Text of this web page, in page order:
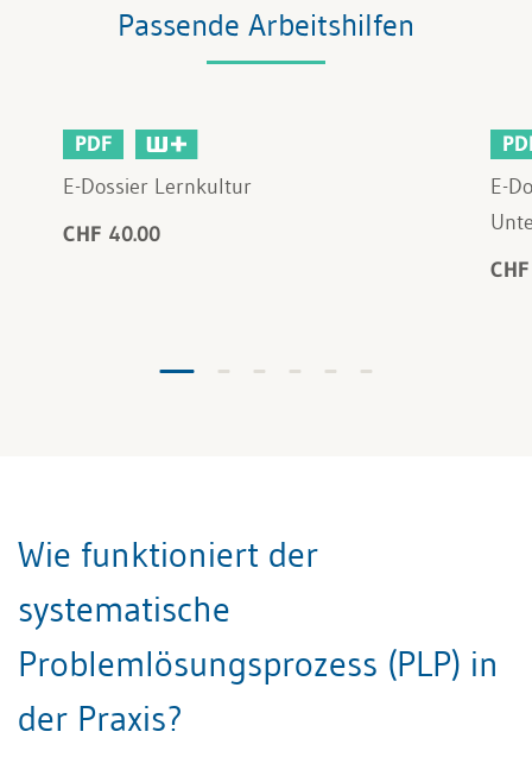
Passende Arbeitshilfen
PDF
E-Dossier Lernkultur
CHF 40.00
E-
Wie funktioniert der
systematische
Problemlösungsprozess (PLP) in
der Praxis?